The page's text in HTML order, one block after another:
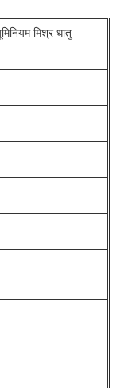
मिश्र धातु